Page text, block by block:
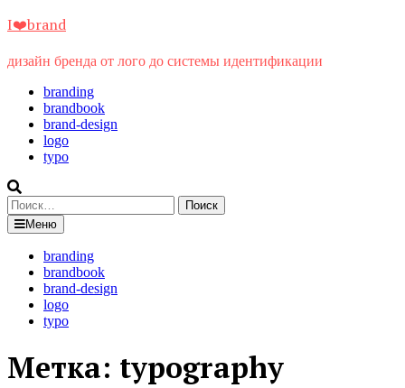
Перейти
содержимому
I❤️brand
дизайн бренда от лого до системы идентификации
branding
brandbook
brand-design
logo
typo
Найти:
Меню
branding
brandbook
brand-design
logo
typo
Метка: typography